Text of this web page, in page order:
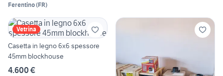
Ferentino(FR)
Vetrina
Casetta in legno 6x6 spessore
45mm blockhouse
4.600 €